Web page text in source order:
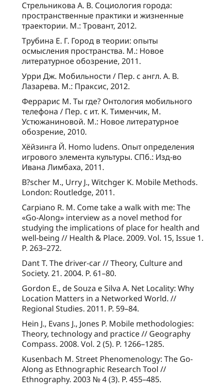
Стрельникова А. В. Социология города:
пространственные практики и жизненные
траектории. М.: Тровант, 2012.
Трубина Е. Г. Город в теории: опыты
осмысления пространства. М.: Новое
литературное обозрение, 2011.
Урри Дж. Мобильности / Пер. с англ. А. В.
Лазарева. М.: Праксис, 2012.
Феррарис М. Ты где? Онтология мобильного
телефона / Пер. с ит. К. Тименчик, М.
Устюжаниновой. М.: Новое литературное
обозрение, 2010.
Хёйзинга Й. Homo ludens. Опыт определения
игрового элемента культуры. СПб.: Изд-во
Ивана Лимбаха, 2011.
B?scher M., Urry J., Witchger K. Mobile Methods.
London: Routledge, 2011.
Carpiano R. M. Come take a walk with me: The
«Go-Along» interview as a novel method for
studying the implications of place for health and
well-being // Health & Place. 2009. Vol. 15, Issue 1.
P. 263–272.
Dant T. The driver-car // Theory, Culture and
Society. 21. 2004. P. 61–80.
Gordon E., de Souza e Silva A. Net Locality: Why
Location Matters in a Networked World. //
Regional Studies. 2011. P. 59–84.
Hein J., Evans J., Jones P. Mobile methodologies:
Theory, technology and practice // Geography
Compass. 2008. Vol. 2 (5). P. 1266–1285.
Kusenbach M. Street Phenomenology: The Go-
Along as Ethnographic Research Tool //
Ethnography. 2003 № 4 (3). P. 455–485.